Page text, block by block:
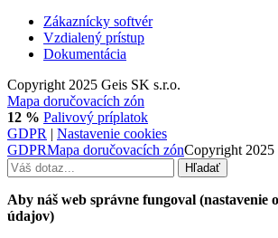
Zákaznícky softvér
Vzdialený prístup
Dokumentácia
Copyright 2025 Geis SK s.r.o.
Mapa doručovacích zón
12 % Palivový príplatok
GDPR | Nastavenie cookies
GDPRMapa doručovacích zónCopyright 2025
Aby náš web správne fungoval (nastavenie
údajov)